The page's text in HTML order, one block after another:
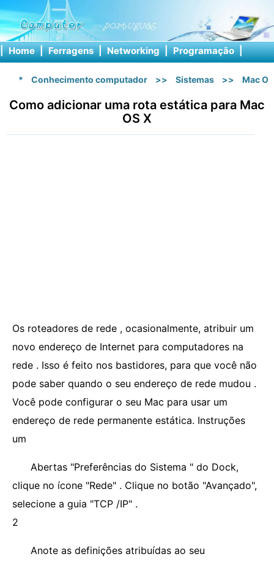
| Home | Ferragens | Networking | Programação |
* Conhecimento computador >> Sistemas >> Mac OS
Como adicionar uma rota estática para Mac
OS X
Os roteadores de rede , ocasionalmente, atribuir um
novo endereço de Internet para computadores na
rede . Isso é feito nos bastidores, para que você não
pode saber quando o seu endereço de rede mudou .
Você pode configurar o seu Mac para usar um
endereço de rede permanente estática. Instruções
um
Abertas "Preferências do Sistema " do Dock,
clique no ícone "Rede" . Clique no botão "Avançado",
selecione a guia "TCP /IP" .
2
Anote as definições atribuídas ao seu